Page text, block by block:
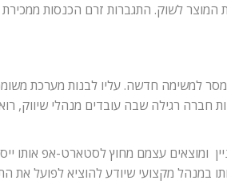
המוצר לשוק. התגברות זרם הכנסות
למשימה חדשה. עליו לבנות מערכת
חברה רגילה שבה עובדים מנהלי שיווק,
ומוצאים עצמם מחוץ לסטארט-אפ אותו
במנהל מקצועי שיודע להוציא לפועל